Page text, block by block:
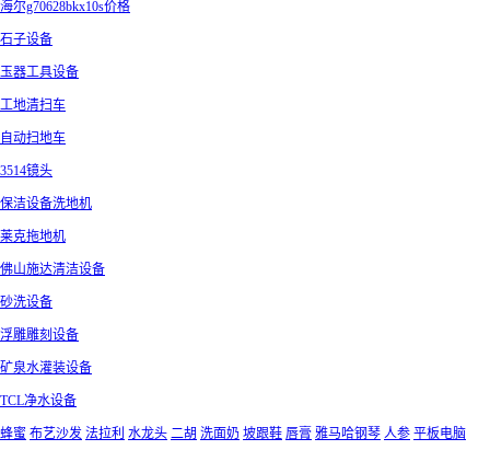
海尔g70628bkx10s价格
石子设备
玉器工具设备
工地清扫车
自动扫地车
3514镜头
保洁设备洗地机
莱克拖地机
佛山施达清洁设备
砂洗设备
浮雕雕刻设备
矿泉水灌装设备
TCL净水设备
蜂蜜 布艺沙发 法拉利 水龙头 二胡 洗面奶 坡跟鞋 唇膏 雅马哈钢琴 人参 平板电脑